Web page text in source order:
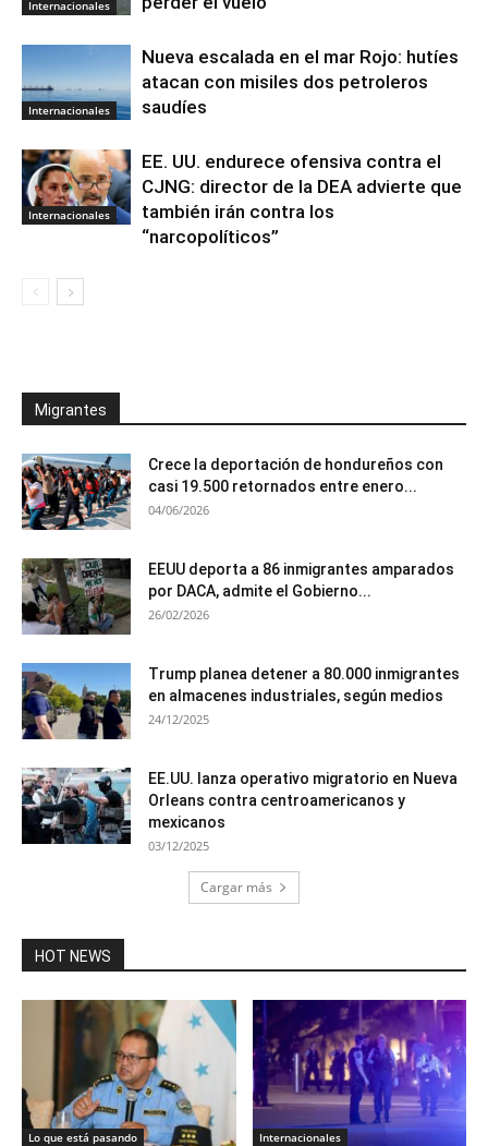
Internacionales
Internacionales
Nueva escalada en el mar Rojo: hutíes
atacan con misiles dos petroleros
saudíes
Internacionales
EE. UU. endurece ofensiva contra el
CJNG: director de la DEA advierte que
también irán contra los
“narcopolíticos”
Migrantes
Crece la deportación de hondureños con
casi 19.500 retornados entre enero...
04/06/2026
EEUU deporta a 86 inmigrantes amparados
por DACA, admite el Gobierno...
26/02/2026
Trump planea detener a 80.000 inmigrantes
en almacenes industriales, según medios
24/12/2025
EE.UU. lanza operativo migratorio en Nueva
Orleans contra centroamericanos y
mexicanos
03/12/2025
Cargar más
HOT NEWS
Lo que está pasando Internacionales